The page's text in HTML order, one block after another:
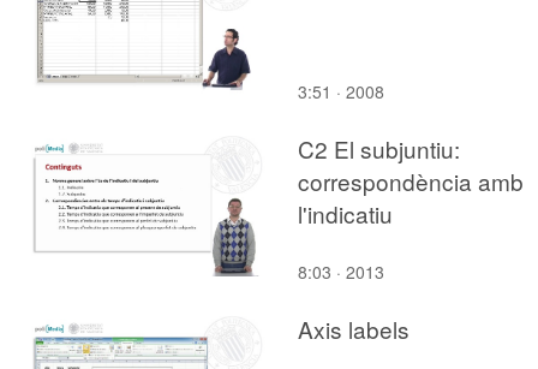
3:51 · 2008
C2 El subjuntiu:
correspondència amb
l'indicatiu
8:03 · 2013
Axis labels